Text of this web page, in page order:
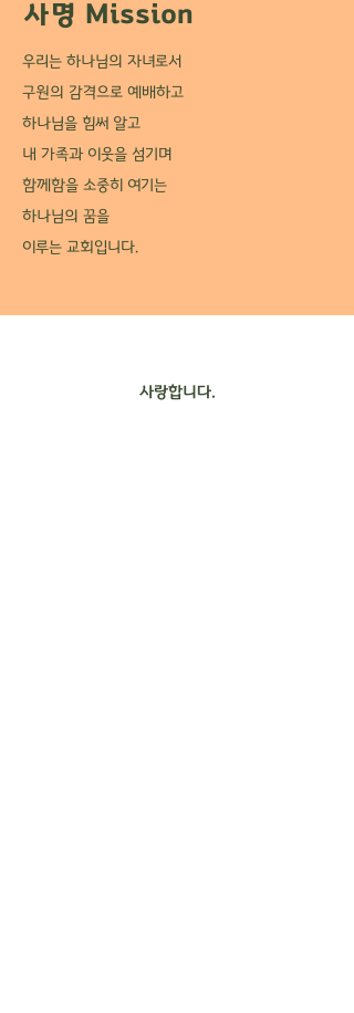
사명 Mission
우리는 하나님의 자녀로서
구원의 감격으로 예배하고
하나님을 힘써 알고
내 가족과 이웃을 섬기며
함께함을 소중히 여기는
하나님의 꿈을
이루는 교회입니다.
사랑합니다.